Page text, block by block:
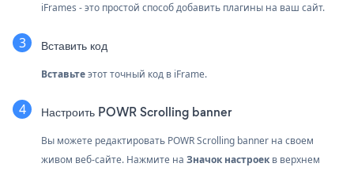
iFrames - это простой способ добавить плагины на ваш сайт.
Вставить код
Вставьтеэтот точный код в iFrame.
Настроить POWR Scrolling banner
Вы можете редактировать POWR Scrolling banner на своем
живом веб-сайте. Нажмите на Значок настроек в верхнем